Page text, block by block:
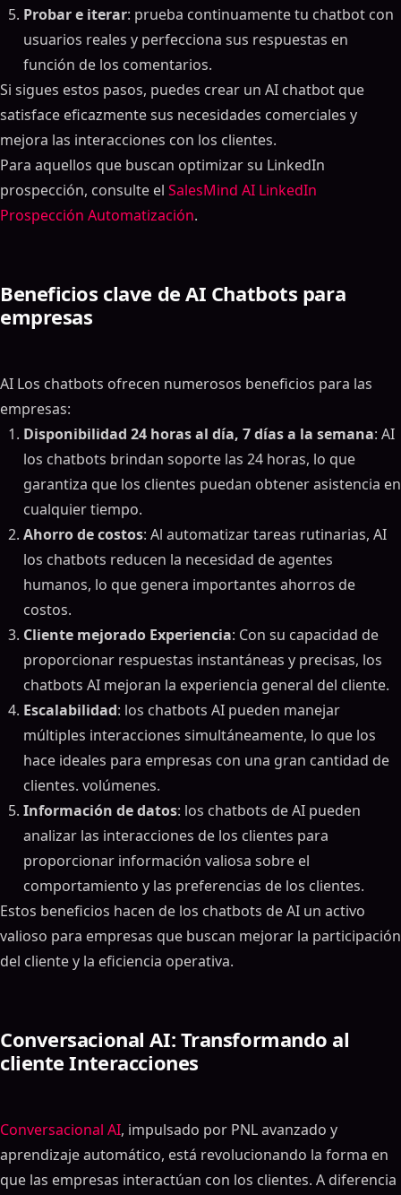
Probar e iterar: prueba continuamente tu chatbot con
usuarios reales y perfecciona sus respuestas en
función de los comentarios.
Si sigues estos pasos, puedes crear un AI chatbot que
satisface eficazmente sus necesidades comerciales y
mejora las interacciones con los clientes.
Para aquellos que buscan optimizar su LinkedIn
prospección, consulte el SalesMind AI LinkedIn
Prospección Automatización.
Beneficios clave de AI Chatbots para
empresas
AI Los chatbots ofrecen numerosos beneficios para las
empresas:
Disponibilidad 24 horas al día, 7 días a la semana: AI
los chatbots brindan soporte las 24 horas, lo que
garantiza que los clientes puedan obtener asistencia en
cualquier tiempo.
Ahorro de costos: Al automatizar tareas rutinarias, AI
los chatbots reducen la necesidad de agentes
humanos, lo que genera importantes ahorros de
costos.
Cliente mejorado Experiencia: Con su capacidad de
proporcionar respuestas instantáneas y precisas, los
chatbots AI mejoran la experiencia general del cliente.
Escalabilidad: los chatbots AI pueden manejar
múltiples interacciones simultáneamente, lo que los
hace ideales para empresas con una gran cantidad de
clientes. volúmenes.
Información de datos: los chatbots de AI pueden
analizar las interacciones de los clientes para
proporcionar información valiosa sobre el
comportamiento y las preferencias de los clientes.
Estos beneficios hacen de los chatbots de AI un activo
valioso para empresas que buscan mejorar la participación
del cliente y la eficiencia operativa.
Conversacional AI: Transformando al
cliente Interacciones
Conversacional AI, impulsado por PNL avanzado y
aprendizaje automático, está revolucionando la forma en
que las empresas interactúan con los clientes. A diferencia